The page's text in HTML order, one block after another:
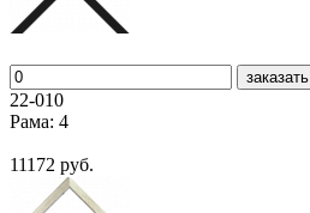
заказать
22-010
Рама: 4
11172 руб.